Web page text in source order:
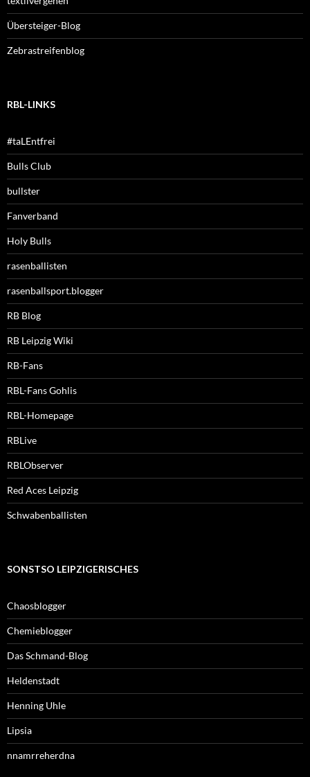
Übersteiger-Blog
Zebrastreifenblog
RBL-LINKS
#taLEntfrei
Bulls Club
bullster
Fanverband
Holy Bulls
rasenballisten
rasenballsport.blogger
RB Blog
RB Leipzig Wiki
RB-Fans
RBL-Fans Gohlis
RBL-Homepage
RBLive
RBLObserver
Red Aces Leipzig
Schwabenballisten
SONSTSO LEIPZIGERISCHES
Chaosblogger
Chemieblogger
Das Schmand-Blog
Heldenstadt
Henning Uhle
Lipsia
nnamrreherdna